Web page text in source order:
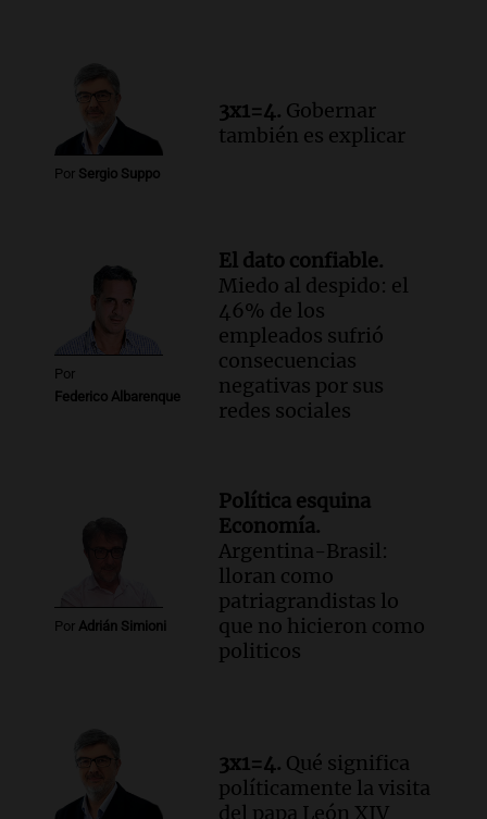
Por Sergio Suppo
3x1=4. Gobernar
también es explicar
Por
Federico Albarenque
El dato confiable.
Miedo al despido: el
46% de los
empleados sufrió
consecuencias
negativas por sus
redes sociales
Por Adrián Simioni
Política esquina
Economía.
Argentina-Brasil:
lloran como
patriagrandistas lo
que no hicieron como
politicos
3x1=4. Qué significa
políticamente la visita
del papa León XIV